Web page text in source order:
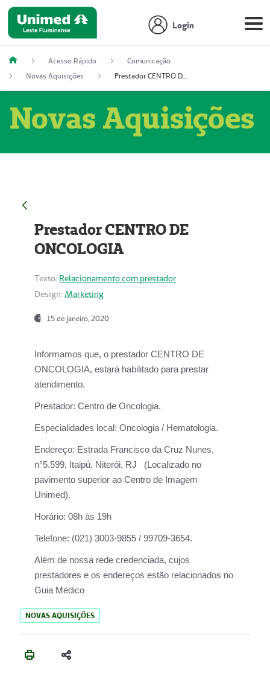
Login
Acesso Rápido
Comunicação
Novas Aquisições
Prestador CENTRO DE ONCOLOGIA
Novas Aquisições
Prestador CENTRO DE
ONCOLOGIA
Texto: Relacionamento com prestador
Design: Marketing
15 de janeiro, 2020
Informamos que, o prestador CENTRO DE
ONCOLOGIA, estará habilitado para prestar
atendimento.
Prestador: Centro de Oncologia.
Especialidades local: Oncologia / Hematologia.
Endereço: Estrada Francisco da Cruz Nunes,
n°5.599, Itaipú, Niterói, RJ (Localizado no
pavimento superior ao Centro de Imagem
Unimed).
Horário: 08h às 19h
Telefone: (021) 3003-9855 / 99709-3654.
Além de nossa rede credenciada, cujos
prestadores e os endereços estão relacionados no
Guia Médico
NOVAS AQUISIÇÕES